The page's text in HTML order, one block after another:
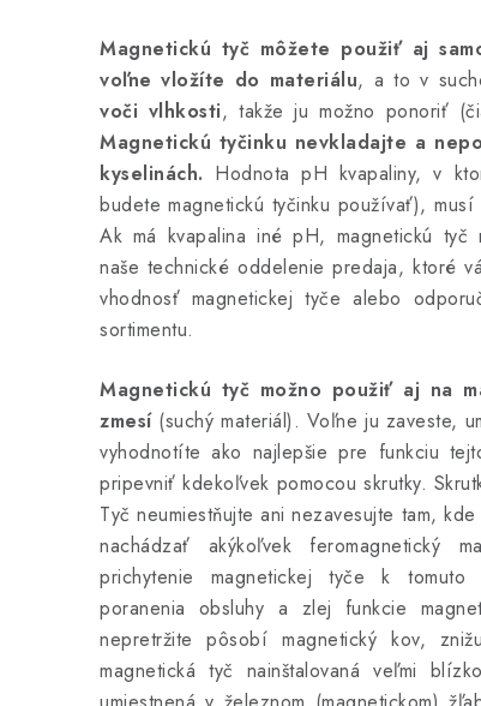
Magnetickú tyč môžete použiť aj
voľne vložíte do materiálu, a to v
voči vlhkosti, takže ju možno ponoriť
Magnetickú tyčinku nevkladajte a
kyselinách. Hodnota pH kvapaliny, v
budete magnetickú tyčinku používať),
Ak má kvapalina iné pH, magnetickú tyč
naše technické oddelenie predaja, ktoré
vhodnosť magnetickej tyče alebo
sortimentu.
Magnetickú tyč možno použiť aj na
zmesí(suchý materiál). Voľne ju zaveste,
vyhodnotíte ako najlepšie pre funkciu
pripevniť kdekoľvek pomocou skrutky.
Tyč neumiestňujte ani nezavesujte tam,
nachádzať akýkoľvek feromagnetický
prichytenie magnetickej tyče k tomuto
poranenia obsluhy a zlej funkcie
nepretržite pôsobí magnetický kov,
magnetická tyč nainštalovaná veľmi